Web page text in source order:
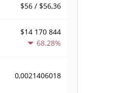
$56 / $56,36
$14 170 844
68.28%
0,0021406018